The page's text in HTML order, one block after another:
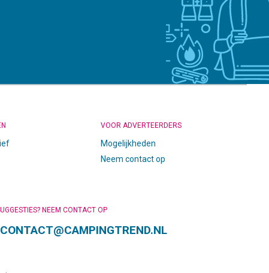
VOOR ADVERTEERDERS
Mogelijkheden
Neem contact op
NEEM CONTACT OP
CONTACT@CAMPINGTREND.NL